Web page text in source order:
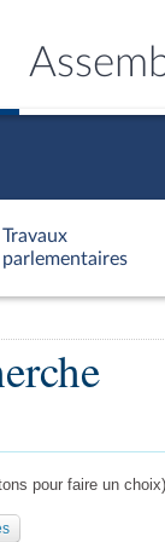
Travaux
parlementaires
pour faire un choix)